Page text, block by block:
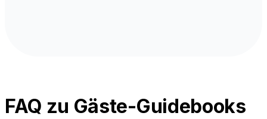
FAQ zu Gäste-Guidebooks